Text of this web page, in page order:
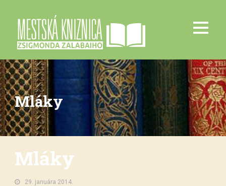
Mláky
Mláky
29. januára 2014.